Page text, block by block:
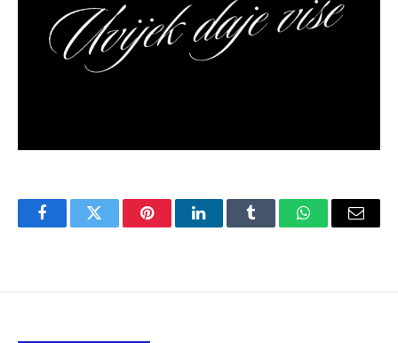
FacebookTwitter PinterestLinkedInTumblr WhatsAppEmail